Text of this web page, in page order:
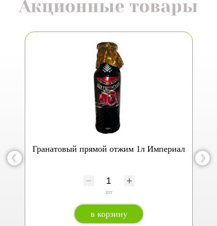
Акционные товары
Гранатовый прямой отжим 1л Империал
шт
в корзину